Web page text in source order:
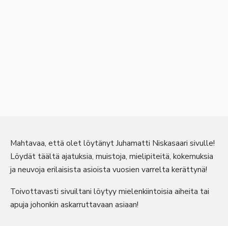
Mahtavaa, että olet löytänyt Juhamatti Niskasaari sivulle!
Löydät täältä ajatuksia, muistoja, mielipiteitä, kokemuksia
ja neuvoja erilaisista asioista vuosien varrelta kerättynä!
Toivottavasti sivuiltani löytyy mielenkiintoisia aiheita tai
apuja johonkin askarruttavaan asiaan!